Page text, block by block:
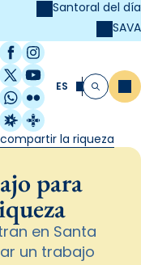
Santoral del día
SAVA
Facebook
Instagram
X / Twitter
YouTube
WhatsApp
Flickr
Radio Estel
Catalunya
ES Buscar
la riqueza
para
en Santa
un trabajo